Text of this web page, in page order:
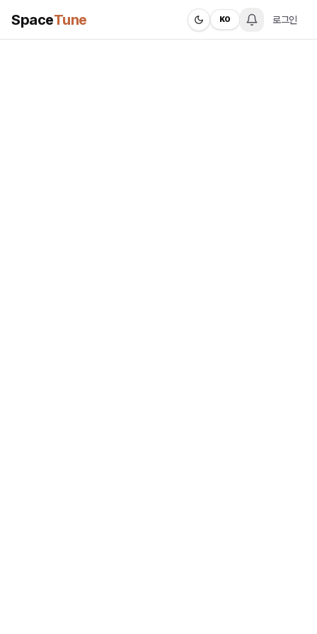
SpaceTune KO 로그인